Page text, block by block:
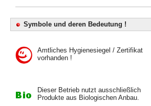
Symbole und deren Bedeutung !
Amtliches Hygienesiegel / Zertifikat
vorhanden !
Dieser Betrieb nutzt ausschließlich
Produkte aus Biologischen Anbau.